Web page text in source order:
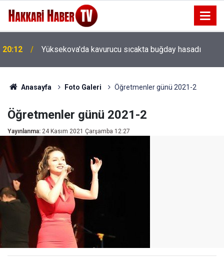
20:07 Yüksekova'da Buğday hasadı başladı
Anasayfa Foto Galeri Öğretmenler günü 2021-2
Öğretmenler günü 2021-2
Yayınlanma: 24 Kasım 2021 Çarşamba 12:27